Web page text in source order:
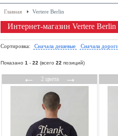
Главная Vertere Berlin
Интернет-магазин Vertere Berlin
Сортировка: Сначала дешевые Сначала
Показано 1 - 22 (всего 22 позиций)
←2 цвета→